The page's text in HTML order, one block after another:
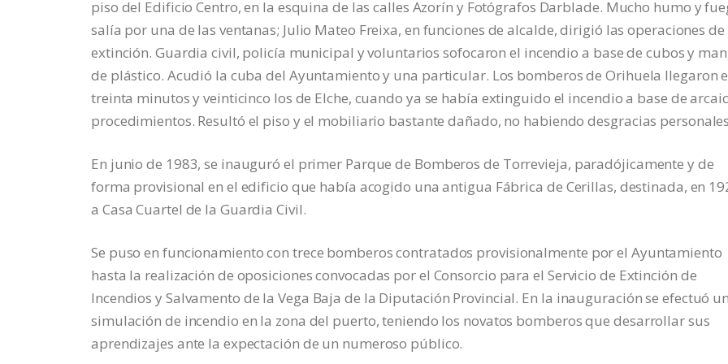
piso del Edificio Centro, en la esquina de las calles Azorín y Fotógrafos Darblade. Mucho humo y
salía por una de las ventanas; Julio Mateo Freixa, en funciones de alcalde, dirigió las operaciones de
extinción. Guardia civil, policía municipal y voluntarios sofocaron el incendio a base de cubos y
de plástico. Acudió la cuba del Ayuntamiento y una particular. Los bomberos de Orihuela llegaron
treinta minutos y veinticinco los de Elche, cuando ya se había extinguido el incendio a base de
procedimientos. Resultó el piso y el mobiliario bastante dañado, no habiendo desgracias
En junio de 1983, se inauguró el primer Parque de Bomberos de Torrevieja, paradójicamente y de
forma provisional en el edificio que había acogido una antigua Fábrica de Cerillas, destinada, en
a Casa Cuartel de la Guardia Civil.
Se puso en funcionamiento con trece bomberos contratados provisionalmente por el Ayuntamiento
hasta la realización de oposiciones convocadas por el Consorcio para el Servicio de Extinción de
Incendios y Salvamento de la Vega Baja de la Diputación Provincial. En la inauguración se efectuó
simulación de incendio en la zona del puerto, teniendo los novatos bomberos que desarrollar sus
aprendizajes ante la expectación de un numeroso público.